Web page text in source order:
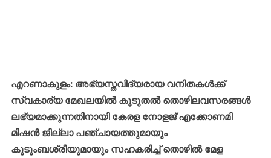
എറണാകുളം: അഭ്യസ്തവിദ്യരായ വനിതകൾക്ക്
സ്വകാര്യ മേഖലയിൽ കൂടുതൽ തൊഴിലവസരങ്ങൾ
ലഭ്യമാക്കുന്നതിനായി കേരള നോളജ് എക്കോണമി
മിഷൻ ജില്ലാ പഞ്ചായത്തുമായും
കുടുംബശ്രീയുമായും സഹകരിച്ച് തൊഴിൽ മേള